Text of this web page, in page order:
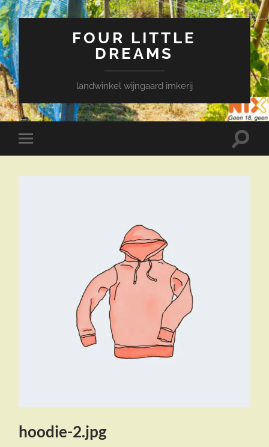
FOUR LITTLE
DREAMS
landwinkel wijngaard imkerij
Toggle
mobiel
Toggle
hoodie-2.jpg